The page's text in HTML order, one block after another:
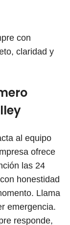
con
claridad y
al equipo
ofrece
las 24
honestidad
Llama
emergencia.
responde,